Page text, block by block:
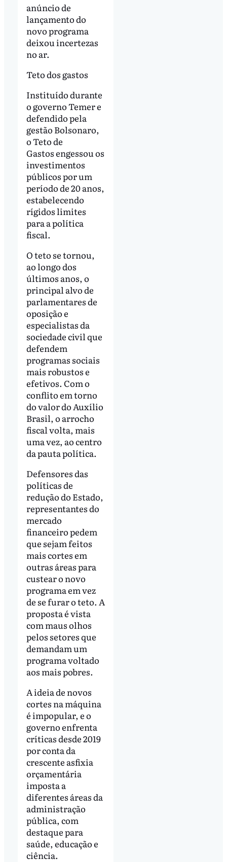
anúncio de
lançamento do
novo programa
deixou incertezas
no ar.
Teto dos gastos
Instituído durante
o governo Temer e
defendido pela
gestão Bolsonaro,
o Teto de
Gastos engessou os
investimentos
públicos por um
período de 20 anos,
estabelecendo
rígidos limites
para a política
fiscal.
O teto se tornou,
ao longo dos
últimos anos, o
principal alvo de
parlamentares de
oposição e
especialistas da
sociedade civil que
defendem
programas sociais
mais robustos e
efetivos. Com o
conflito em torno
do valor do Auxílio
Brasil, o arrocho
fiscal volta, mais
uma vez, ao centro
da pauta política.
Defensores das
políticas de
redução do Estado,
representantes do
mercado
financeiro pedem
que sejam feitos
mais cortes em
outras áreas para
custear o novo
programa em vez
de se furar o teto. A
proposta é vista
com maus olhos
pelos setores que
demandam um
programa voltado
aos mais pobres.
A ideia de novos
cortes na máquina
é impopular, e o
governo enfrenta
críticas desde 2019
por conta da
crescente asfixia
orçamentária
imposta a
diferentes áreas da
administração
pública, com
destaque para
saúde, educação e
ciência.